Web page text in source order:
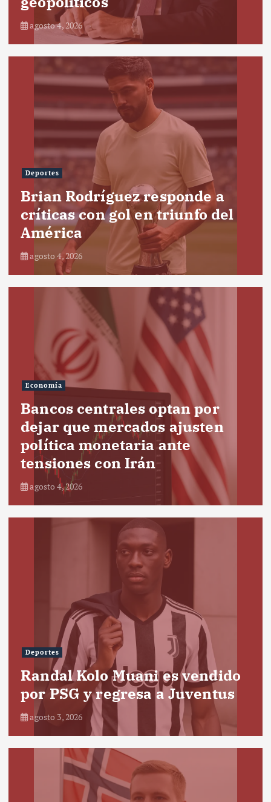
agosto 4, 2026
Deportes
Brian Rodríguez responde a
críticas con gol en triunfo del
América
agosto 4, 2026
Economía
Bancos centrales optan por
dejar que mercados ajusten
política monetaria ante
tensiones con Irán
agosto 4, 2026
Deportes
Randal Kolo Muani es vendido
por PSG y regresa a Juventus
agosto 3, 2026